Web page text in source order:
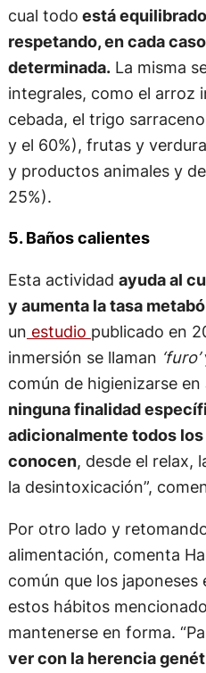
cual todo está
respetando, en cada
determinada.La misma
integrales, como el arroz
cebada, el trigo
y el 60%), frutas y
y productos animales y
25%).
5. Baños calientes
Esta actividad ayuda al
y aumenta la tasa
un estudio publicado en
inmersión se llaman ‘furo’
común de higienizarse en
ninguna finalidad
adicionalmente todos
conocen, desde el relax,
la desintoxicación”,
Por otro lado y
alimentación, comenta
común que los japoneses
estos hábitos
mantenerse en forma.
ver con la herencia